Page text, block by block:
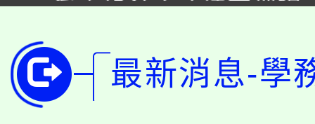
版
代理(課)教師甄選結果(
「2026金融保險知識
車」活動
桃園市115學年度學生
最新消息-學